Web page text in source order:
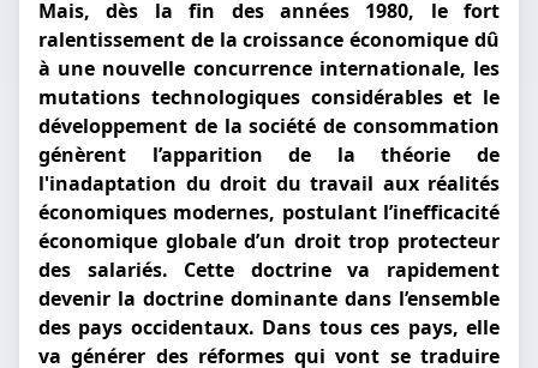
Mais, dès la fin des années 1980, le fort
ralentissement de la croissance économique dû
à une nouvelle concurrence internationale, les
mutations technologiques considérables et le
développement de la société de consommation
génèrent l’apparition de la théorie de
l'inadaptation du droit du travail aux réalités
économiques modernes, postulant l’inefficacité
économique globale d’un droit trop protecteur
des salariés. Cette doctrine va rapidement
devenir la doctrine dominante dans l’ensemble
des pays occidentaux. Dans tous ces pays, elle
va générer des réformes qui vont se traduire